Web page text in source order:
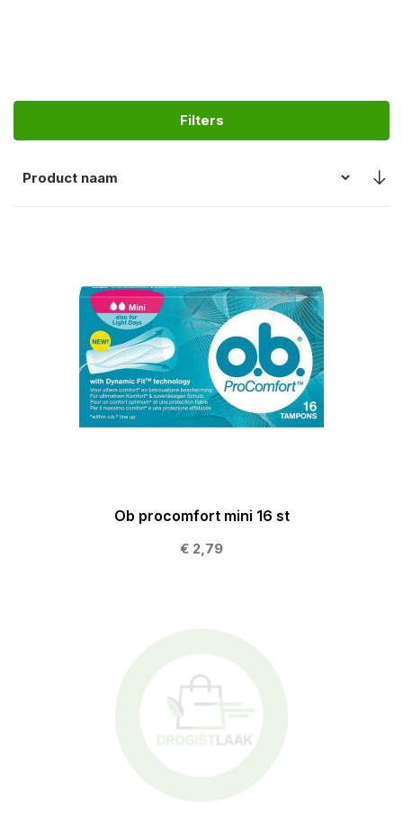
Filters
Ob procomfort mini 16 st
€ 2,79